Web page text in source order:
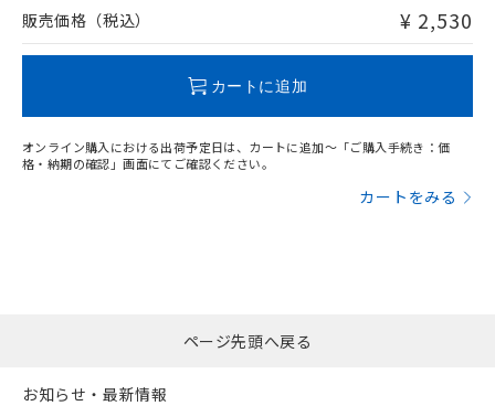
問い合わせください。
販売価格（税込） ¥ 2,530
カートに追加
オンライン購入における出荷予定日は、カートに追加～「ご購入手続き：価
格・納期の確認」画面にてご確認ください。
カートをみる
ページ先頭へ戻る
お知らせ・最新情報